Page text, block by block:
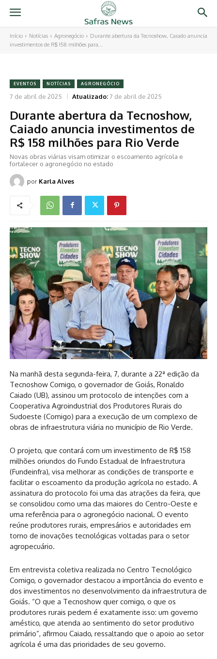
Início Notícias Agronegócio
Durante abertura da Tecnoshow, Caiado anuncia
investimentos de R$ 158 milhões para...
EVENTOS NOTÍCIAS AGRONEGÓCIO
7 de abril de 2025 Atualizado:7 de abril de 2025
Durante abertura da Tecnoshow,
Caiado anuncia investimentos de
R$ 158 milhões para Rio Verde
Novas obras viárias visam otimizar o escoamento agrícola e
fortalecer o agronegócio no estado
por Karla Alves
Na manhã desta segunda-feira, 7, durante a 22ª edição da
Tecnoshow Comigo, o governador de Goiás, Ronaldo
Caiado (UB), assinou um protocolo de intenções com a
Cooperativa Agroindustrial dos Produtores Rurais do
Sudoeste (Comigo) para a execução de um complexo de
obras de infraestrutura viária no município de Rio Verde.
O projeto, que contará com um investimento de R$ 158
milhões oriundos do Fundo Estadual de Infraestrutura
(Fundeinfra), visa melhorar as condições de transporte e
facilitar o escoamento da produção agrícola no estado. A
assinatura do protocolo foi uma das atrações da feira, que
se consolidou como uma das maiores do Centro-Oeste e
uma referência para o agronegócio nacional. O evento
reúne produtores rurais, empresários e autoridades em
torno de inovações tecnológicas voltadas para o setor
agropecuário.
Em entrevista coletiva realizada no Centro Tecnológico
Comigo, o governador destacou a importância do evento e
dos investimentos no desenvolvimento da infraestrutura de
Goiás. “O que a Tecnoshow quer comigo, o que os
produtores rurais pedem é exatamente isso: um governo
améstico, que atenda ao sentimento do setor produtivo
primário”, afirmou Caiado, ressaltando que o apoio ao setor
agrícola é uma das prioridades de seu governo.